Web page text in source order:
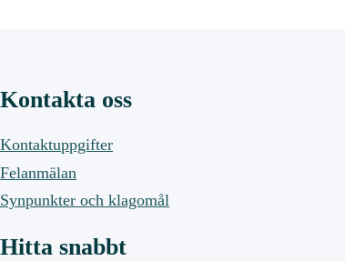
Kontakta oss
Kontaktuppgifter
Felanmälan
Synpunkter och klagomål
Hitta snabbt